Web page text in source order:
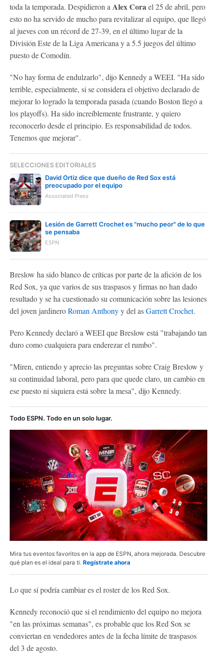
toda la temporada. Despidieron a Alex Corael 25 de abril, pero
esto no ha servido de mucho para revitalizar al equipo, que llegó
al jueves con un récord de 27-39, en el último lugar de la
División Este de la Liga Americana y a 5.5 juegos del último
puesto de Comodín.
"No hay forma de endulzarlo", dijo Kennedy a WEEI. "Ha sido
terrible, especialmente, si se considera el objetivo declarado de
mejorar lo logrado la temporada pasada (cuando Boston llegó a
los playoffs). Ha sido increíblemente frustrante, y quiero
reconocerlo desde el principio. Es responsabilidad de todos.
Tenemos que mejorar".
SELECCIONES EDITORIALES
David Ortiz dice que dueño de Red Sox está
preocupado por el equipo
Associated Press
Lesión de Garrett Crochet es "mucho peor" de lo que
se pensaba
ESPN
Breslow ha sido blanco de críticas por parte de la afición de los
Red Sox, ya que varios de sus traspasos y firmas no han dado
resultado y se ha cuestionado su comunicación sobre las lesiones
del joven jardineroRoman Anthonyy del asGarrett Crochet.
Pero Kennedy declaró a WEEI que Breslow está "trabajando tan
duro como cualquiera para enderezar el rumbo".
"Miren, entiendo y aprecio las preguntas sobre Craig Breslow y
su continuidad laboral, pero para que quede claro, un cambio en
ese puesto ni siquiera está sobre la mesa", dijo Kennedy.
Todo ESPN. Todo en un solo lugar.
Mira tus eventos favoritos en la app de ESPN, ahora mejorada. Descubre
qué plan es el ideal para ti. Regístrate ahora
Lo que sí podría cambiar es el roster de los Red Sox.
Kennedy reconoció que si el rendimiento del equipo no mejora
"en las próximas semanas", es probable que los Red Sox se
conviertan en vendedores antes de la fecha límite de traspasos
del 3 de agosto.